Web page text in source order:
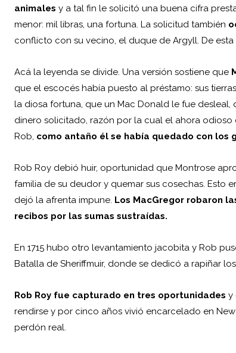
animales y a tal fin le solicitó una buena cifra
menor: mil libras, una fortuna. La solicitud también
conflicto con su vecino, el duque de Argyll. De
Acá la leyenda se divide. Una versión sostiene que
que el escocés había puesto al préstamo: sus
la diosa fortuna, que un Mac Donald le fue
dinero solicitado, razón por la cual el ahora
Rob, como antaño él se había quedado con los
Rob Roy debió huir, oportunidad que Montrose
familia de su deudor y quemar sus cosechas. Esto
dejó la afrenta impune. Los MacGregor robaron
recibos por las sumas sustraídas.
En 1715 hubo otro levantamiento jacobita y Rob
Batalla de Sheriffmuir, donde se dedicó a rapiñar
Rob Roy fue capturado en tres oportunidades y
rendirse y por cinco años vivió encarcelado en
perdón real.